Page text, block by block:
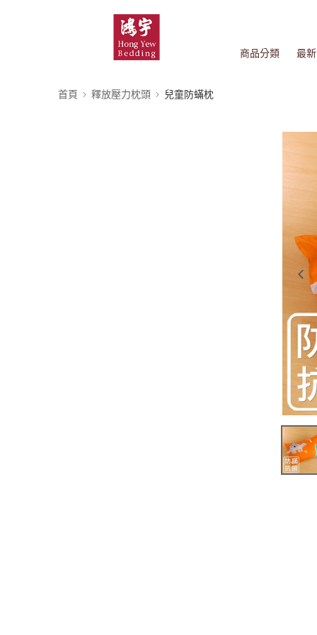
商品分類 最
首頁 釋放壓力枕頭 兒童防蟎枕